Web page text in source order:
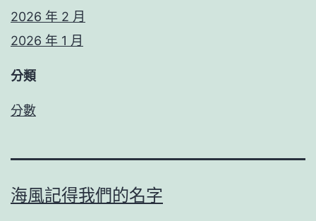
2026 年 2 月
2026 年 1 月
分類
分數
海風記得我們的名字